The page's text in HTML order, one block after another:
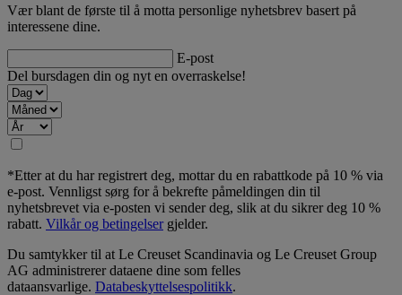
Vær blant de første til å motta personlige nyhetsbrev basert på
interessene dine.
E-post
Del bursdagen din og nyt en overraskelse!
*Etter at du har registrert deg, mottar du en rabattkode på 10 % via
e-post. Vennligst sørg for å bekrefte påmeldingen din til
nyhetsbrevet via e-posten vi sender deg, slik at du sikrer deg 10 %
rabatt. Vilkår og betingelsergjelder.
Du samtykker til at Le Creuset Scandinavia og Le Creuset Group
AG administrerer dataene dine som felles
dataansvarlige. Databeskyttelsespolitikk.